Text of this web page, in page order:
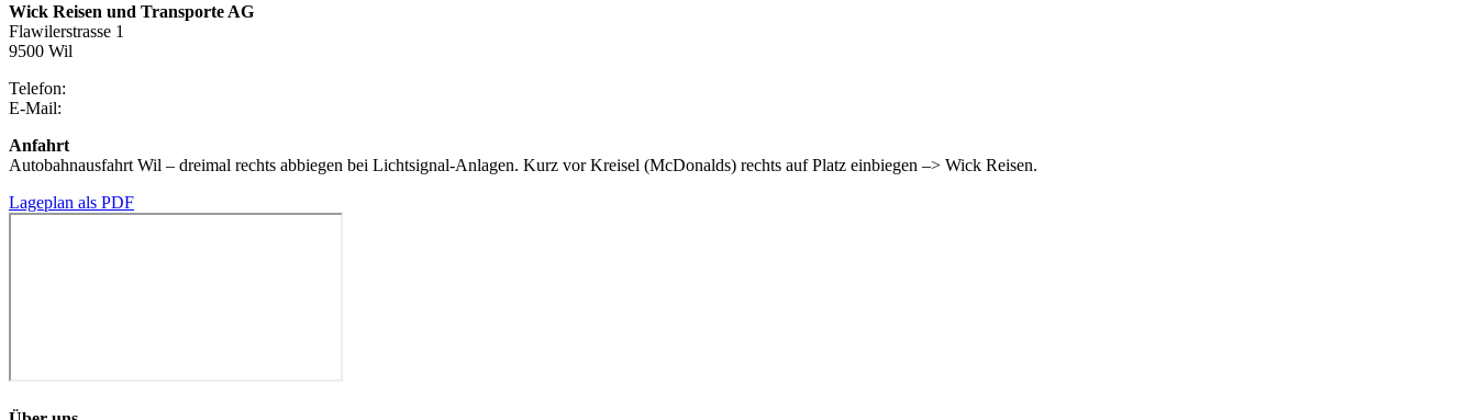
Wick Reisen und Transporte AG
Flawilerstrasse 1
9500 Wil
Telefon:
E-Mail:
Anfahrt
Autobahnausfahrt Wil – dreimal rechts abbiegen bei Lichtsignal-Anlagen. Kurz vor Kreisel (McDonalds) rechts auf Platz einbiegen –> Wick Reisen.
Lageplan als PDF